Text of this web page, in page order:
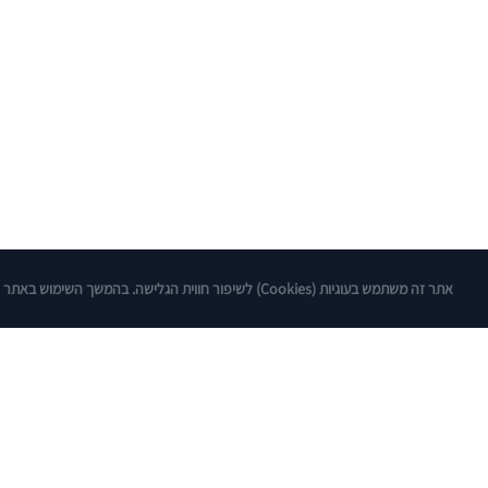
אתר זה משתמש בעוגיות (Cookies) לשיפור חווית הגלישה. בהמשך השימוש באתר הנך מסכים/ה ל